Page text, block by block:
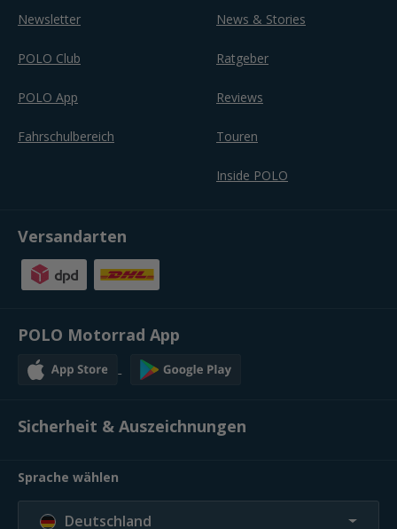
Newsletter
POLO Club
POLO App
Fahrschulbereich
News & Stories
Ratgeber
Reviews
Touren
Inside POLO
Versandarten
POLO Motorrad App
Sicherheit & Auszeichnungen
Sprache wählen
Deutschland